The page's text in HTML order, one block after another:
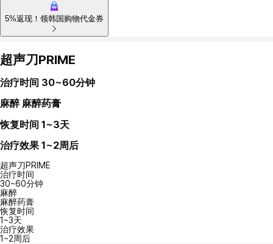
5%返现！领韩国购物代金券
超声刀PRIME
治疗时间 30~60分钟
麻醉 麻醉药膏
恢复时间 1~3天
治疗效果 1~2周后
超声刀PRIME
治疗时间
30~60分钟
麻醉
麻醉药膏
恢复时间
1~3天
治疗效果
1~2周后